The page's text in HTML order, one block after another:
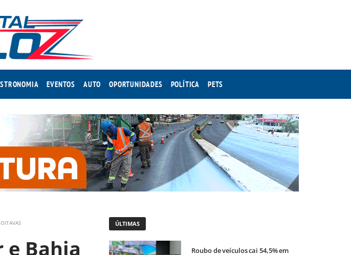
EVENTOS AUTO OPORTUNIDADES POLÍTICA PETS
Bahia
ÚLTIMAS
Roubo de veículos cai 54,5% em